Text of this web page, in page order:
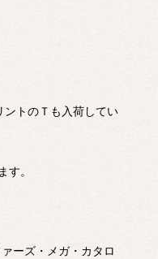
ントのＴも入荷してい
す。
ーズ・メガ・カタロ